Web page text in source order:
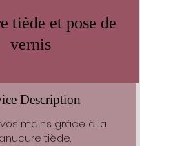
tiède et pose de
vernis
Description
mains grâce à la
tiède.